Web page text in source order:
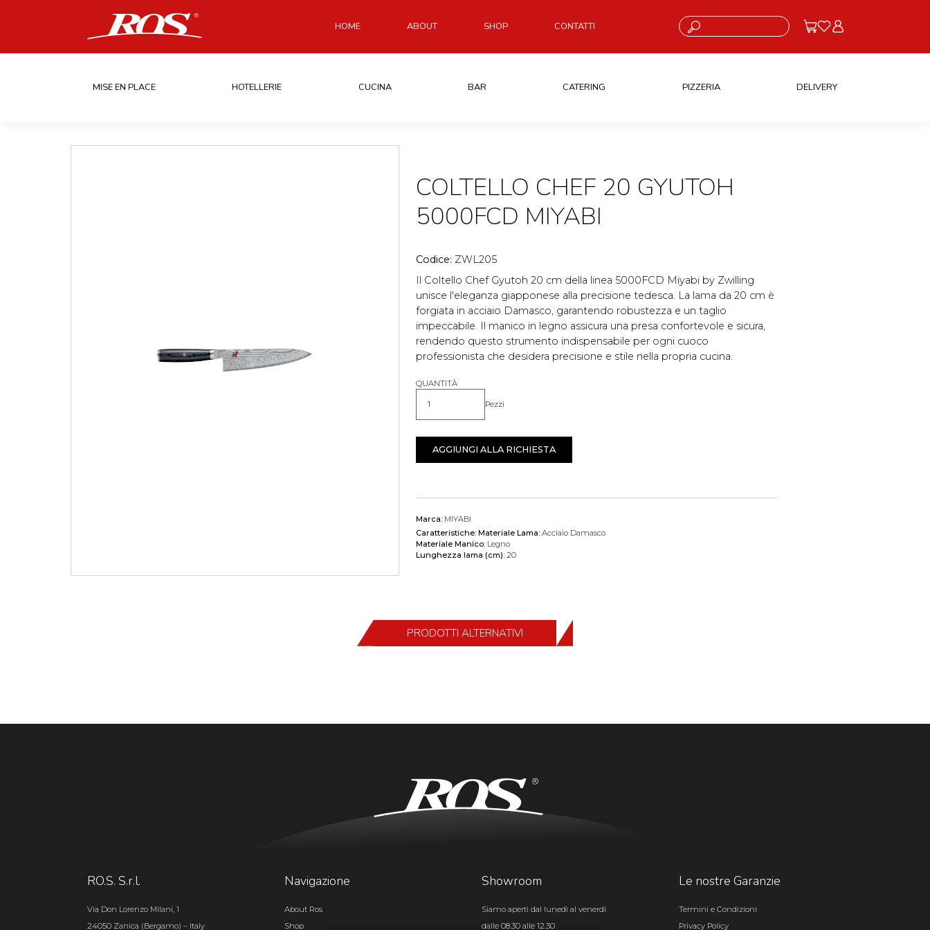
HOME ABOUT SHOP CONTATTI Cosa stai cercando?
MISE EN PLACE HOTELLERIE CUCINA BAR CATERING PIZZERIA DELIVERY
COLTELLO CHEF 20 GYUTOH
5000FCD MIYABI
Codice: ZWL205
Il Coltello Chef Gyutoh 20 cm della linea 5000FCD Miyabi by Zwilling
unisce l'eleganza giapponese alla precisione tedesca. La lama da 20 cm è
forgiata in acciaio Damasco, garantendo robustezza e un taglio
impeccabile. Il manico in legno assicura una presa confortevole e sicura,
rendendo questo strumento indispensabile per ogni cuoco
professionista che desidera precisione e stile nella propria cucina.
QUANTITÀ
Quantità Pezzi
AGGIUNGI ALLA RICHIESTA
Marca: MIYABI
Caratteristiche: Materiale Lama: Acciaio Damasco
Materiale Manico: Legno
Lunghezza lama (cm): 20
PRODOTTI ALTERNATIVI
RO.S. S.r.l.
Via Don Lorenzo Milani, 1
24050 Zanica (Bergamo) – Italy
Navigazione
About Ros
Shop
Showroom
Siamo aperti dal lunedì al venerdì
dalle 08.30 alle 12.30
Le nostre Garanzie
Termini e Condizioni
Privacy Policy